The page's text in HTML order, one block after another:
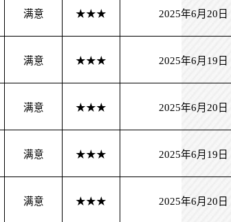
满意 ★★★ 2025年6月20日
满意 ★★★ 2025年6月19日
满意 ★★★ 2025年6月20日
满意 ★★★ 2025年6月19日
满意 ★★★ 2025年6月20日